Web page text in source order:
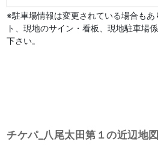
※駐車場情報は変更されている場合もあ
ト、現地のサイン・看板、現地駐車場
下さい。
チケパ_八尾太田第１の近辺地図